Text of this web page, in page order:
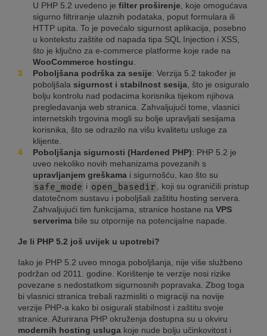
U PHP 5.2 uvedeno je filter proširenje, koje omogućava
sigurno filtriranje ulaznih podataka, poput formulara ili
HTTP upita. To je povećalo sigurnost aplikacija, posebno
u kontekstu zaštite od napada tipa SQL Injection i XSS,
što je ključno za e-commerce platforme koje rade na
WooCommerce hostingu.
Poboljšana podrška za sesije: Verzija 5.2 također je
poboljšala sigurnost i stabilnost sesija, što je osiguralo
bolju kontrolu nad podacima korisnika tijekom njihova
pregledavanja web stranica. Zahvaljujući tome, vlasnici
internetskih trgovina mogli su bolje upravljati sesijama
korisnika, što se odrazilo na višu kvalitetu usluge za
klijente.
Poboljšanja sigurnosti (Hardened PHP): PHP 5.2 je
uveo nekoliko novih mehanizama povezanih s
upravljanjem greškama i sigurnošću, kao što su
safe_mode i open_basedir , koji su ograničili pristup
datotečnom sustavu i poboljšali zaštitu hosting servera.
Zahvaljujući tim funkcijama, stranice hostane na VPS
serverima bile su otpornije na potencijalne napade.
Je li PHP 5.2 još uvijek u upotrebi?
Iako je PHP 5.2 uveo mnoga poboljšanja, nije više službeno
podržan od 2011. godine. Korištenje te verzije nosi rizike
povezane s nedostatkom sigurnosnih popravaka. Zbog toga
bi vlasnici stranica trebali razmisliti o migraciji na novije
verzije PHP-a kako bi osigurali stabilnost i zaštitu svoje
stranice. Ažurirana PHP okruženja dostupna su u okviru
modernih hosting usluga koje nude bolju učinkovitost i